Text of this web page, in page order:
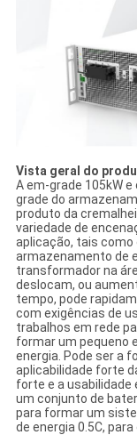
Vista geral do
A em-grade 105kW
grade do
produto da
variedade de
aplicação, tais como
armazenamento de
transformador na
deslocam, ou
tempo, pode
com exigências de
trabalhos em rede
formar um pequeno
energia. Pode ser a
aplicabilidade forte
forte e a usabilidade
um conjunto de
para formar um
de energia 0.5C,